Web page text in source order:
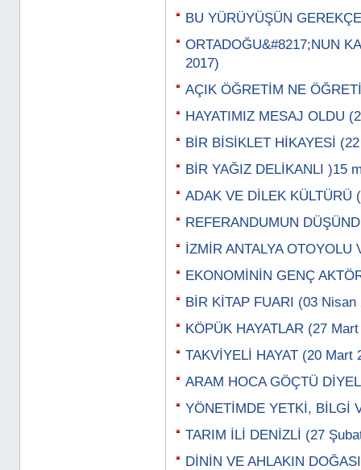
BU YÜRÜYÜŞÜN
ORTADOĞU&#8217;NUN
2017)
AÇIK ÖĞRETİM NE
HAYATIMIZ MESAJ OLDU
BİR BİSİKLET HİKAYESİ
BİR YAĞIZ DELİKANLI )15
ADAK VE DİLEK KÜLTÜRÜ
REFERANDUMUN
İZMİR ANTALYA
EKONOMİNİN GENÇ
BİR KİTAP FUARI (03 Nisan
KÖPÜK HAYATLAR (27
TAKVİYELİ HAYAT (20 Mart
ARAM HOCA GÖÇTÜ
YÖNETİMDE YETKİ, BİLGİ
TARIM İLİ DENİZLİ (27
DİNİN VE AHLAKIN